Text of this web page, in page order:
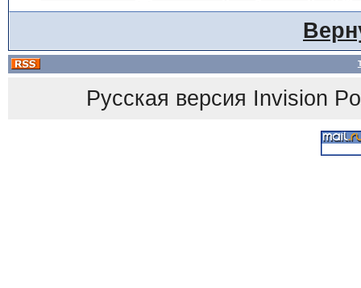
Русская версия Invision